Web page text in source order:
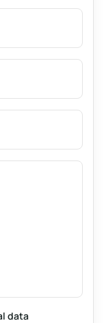
data